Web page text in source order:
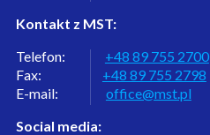
Kontakt z MST:
Telefon: +48 89 755 2700
Fax: +48 89 755 2798
E-mail: office@mst.pl
Social media: